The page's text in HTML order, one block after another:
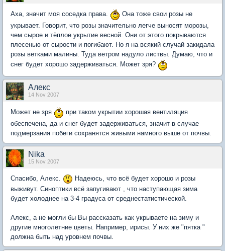
Аха, значит моя соседка права.
Она тоже свои розы не
укрывает. Говорит, что розы значительно легче выносят морозы,
чем сырое и тёплое укрытие весной. Они от этого покрываются
плесенью от сырости и погибают. Но я на всякий случай закидала
розы ветками малины. Туда ветром надуло листвы. Думаю, что и
снег будет хорошо задерживаться. Может зря?
Aлекc
14 Nov 2007
Может не зря
при таком укрытии хорошая вентиляция
обеспечена, да и снег будет задерживаться, значит в случае
подмерзания побеги сохранятся живыми намного выше от почвы.
Nika
15 Nov 2007
Спасибо, Алекс.
Надеюсь, что всё будет хорошо и розы
выживут. Синоптики всё запугивают , что наступающая зима
будет холоднее на 3-4 градуса от среднестатистической.
Алекс, а не могли бы Вы рассказать как укрываете на зиму и
другие многолетние цветы. Например, ирисы. У них же "пятка "
должна быть над уровнем почвы.